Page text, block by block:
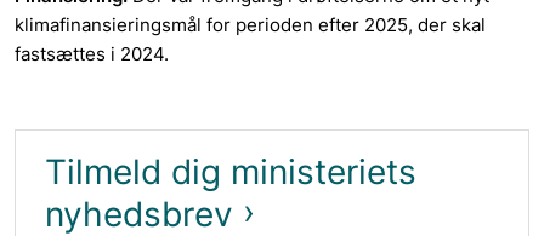
klimafinansieringsmål for perioden efter 2025, der skal
fastsættes i 2024.
Tilmeld dig ministeriets
nyhedsbrev